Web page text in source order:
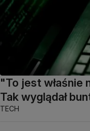
"To jest właśnie
Tak wyglądał
TECH